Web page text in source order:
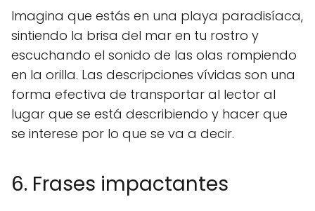
Imagina que estás en una playa paradisíaca,
sintiendo la brisa del mar en tu rostro y
escuchando el sonido de las olas rompiendo
en la orilla. Las descripciones vívidas son una
forma efectiva de transportar al lector al
lugar que se está describiendo y hacer que
se interese por lo que se va a decir.
6. Frases impactantes